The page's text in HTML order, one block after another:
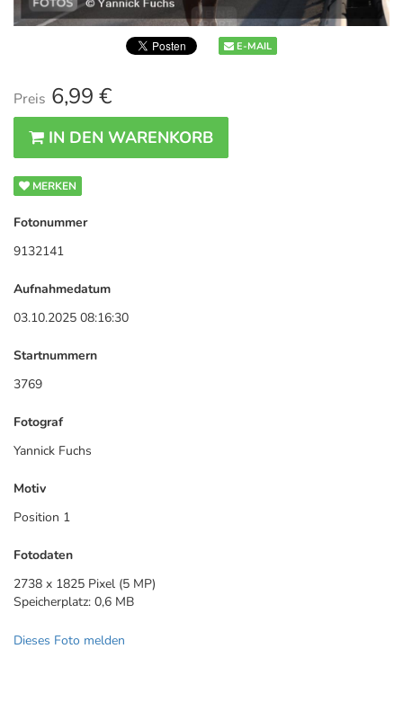
E-MAIL
Preis 6,99 €
IN DEN WARENKORB
MERKEN
Fotonummer
9132141
Aufnahmedatum
03.10.2025 08:16:30
Startnummern
3769
Fotograf
Yannick Fuchs
Motiv
Position 1
Fotodaten
2738 x 1825 Pixel (5 MP)
Speicherplatz: 0,6 MB
Dieses Foto melden